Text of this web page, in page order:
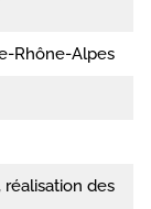
Rhône-Alpes
réalisation des